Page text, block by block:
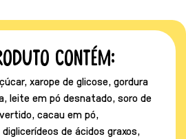
contém:
xarope de glicose, gordura
leite em pó desnatado, soro de
cacau em pó,
de ácidos graxos,